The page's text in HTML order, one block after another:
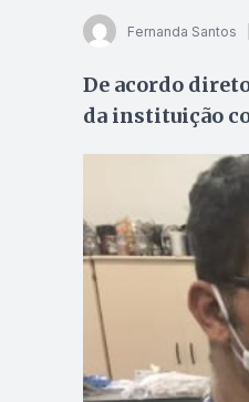
Fernanda Santos
De acordo
da instituição